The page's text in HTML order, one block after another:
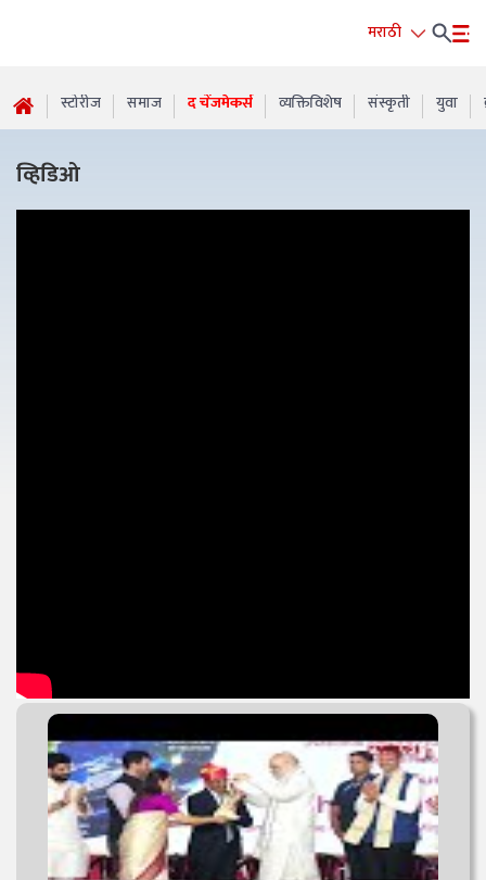
मराठी
स्टोरीज समाज द चेंजमेकर्स व्यक्तिविशेष संस्कृती युवा
व्हिडिओ